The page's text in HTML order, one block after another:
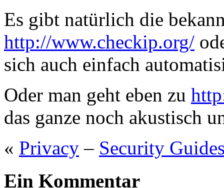
Es gibt natürlich die
http://www.checkip.org/
sich auch einfach
Oder man geht eben zu
das ganze noch akustisch
« Privacy – Security
Ein Kommentar